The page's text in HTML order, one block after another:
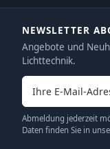
NEWSLETTER
Angebote und
Lichttechnik.
E-Mail-Adresse
Abmeldung jederzeit
Daten finden Sie in